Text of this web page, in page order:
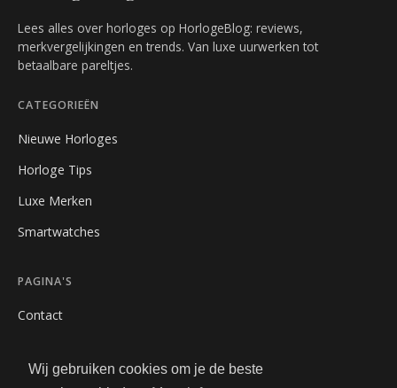
Wij gebruiken cookies om je de beste
Lees alles over horloges op HorlogeBlog: reviews,
merkvergelijkingen en trends. Van luxe uurwerken tot
betaalbare pareltjes.
CATEGORIEËN
Nieuwe Horloges
Horloge Tips
Luxe Merken
Smartwatches
PAGINA'S
Contact
Algemene Voorwaarden